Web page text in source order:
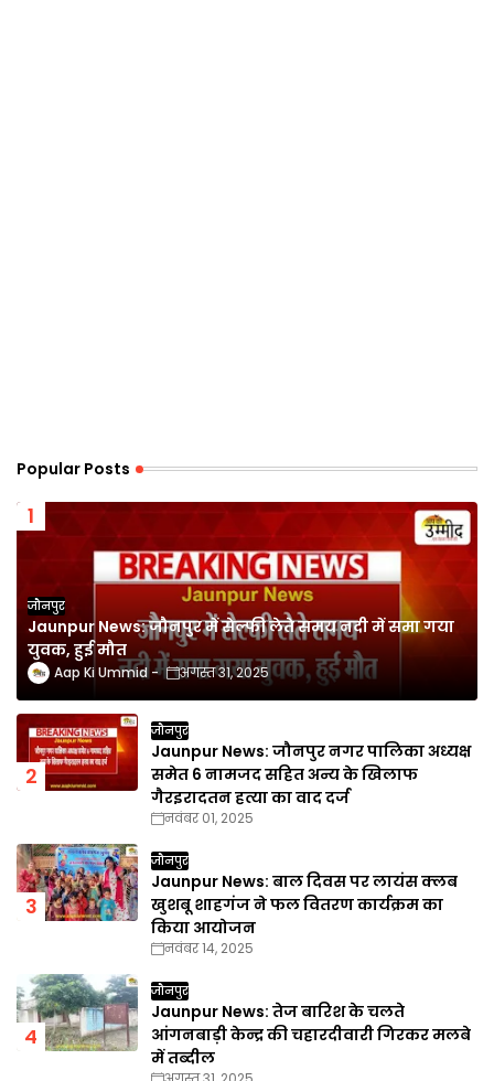
Popular Posts
जौनपुर
Jaunpur News: जौनपुर में सेल्फी लेते समय नदी में समा गया
युवक, हुई मौत
Aap Ki Ummid अगस्त 31, 2025
जौनपुर
Jaunpur News: जौनपुर नगर पालिका अध्यक्ष
समेत 6 नामजद सहित अन्य के खिलाफ
गैरइरादतन हत्या का वाद दर्ज
नवंबर 01, 2025
जौनपुर
Jaunpur News: बाल दिवस पर लायंस क्लब
खुशबू शाहगंज ने फल वितरण कार्यक्रम का
किया आयोजन
नवंबर 14, 2025
जौनपुर
Jaunpur News: तेज बारिश के चलते
आंगनबाड़ी केन्द्र की चहारदीवारी गिरकर मलबे
में तब्दील